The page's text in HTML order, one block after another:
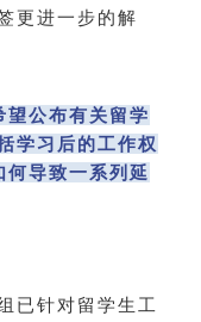
更进一步的解
望公布有关留学
学习后的工作权
导致一系列延
已针对留学生工